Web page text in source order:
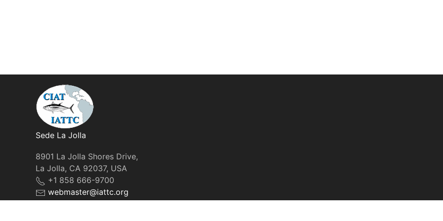
Sede La Jolla
8901 La Jolla Shores Drive,
La Jolla, CA 92037, USA
+1 858 666-9700
webmaster@iattc.org